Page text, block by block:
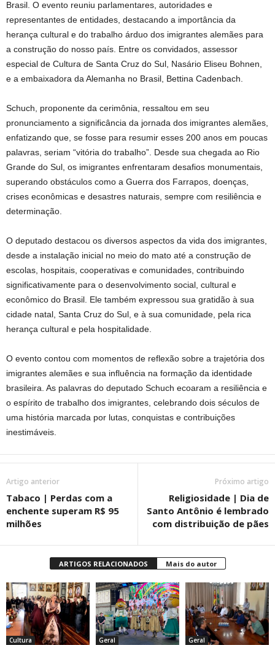
Brasil. O evento reuniu parlamentares, autoridades e
representantes de entidades, destacando a importância da
herança cultural e do trabalho árduo dos imigrantes alemães para
a construção do nosso país. Entre os convidados, assessor
especial de Cultura de Santa Cruz do Sul, Nasário Eliseu Bohnen,
e a embaixadora da Alemanha no Brasil, Bettina Cadenbach.
Schuch, proponente da cerimônia, ressaltou em seu
pronunciamento a significância da jornada dos imigrantes alemães,
enfatizando que, se fosse para resumir esses 200 anos em poucas
palavras, seriam “vitória do trabalho”. Desde sua chegada ao Rio
Grande do Sul, os imigrantes enfrentaram desafios monumentais,
superando obstáculos como a Guerra dos Farrapos, doenças,
crises econômicas e desastres naturais, sempre com resiliência e
determinação.
O deputado destacou os diversos aspectos da vida dos imigrantes,
desde a instalação inicial no meio do mato até a construção de
escolas, hospitais, cooperativas e comunidades, contribuindo
significativamente para o desenvolvimento social, cultural e
econômico do Brasil. Ele também expressou sua gratidão à sua
cidade natal, Santa Cruz do Sul, e à sua comunidade, pela rica
herança cultural e pela hospitalidade.
O evento contou com momentos de reflexão sobre a trajetória dos
imigrantes alemães e sua influência na formação da identidade
brasileira. As palavras do deputado Schuch ecoaram a resiliência e
o espírito de trabalho dos imigrantes, celebrando dois séculos de
uma história marcada por lutas, conquistas e contribuições
inestimáveis.
Artigo anterior
Tabaco | Perdas com a
enchente superam R$ 95
milhões
Próximo artigo
Religiosidade | Dia de
Santo Antônio é lembrado
com distribuição de pães
ARTIGOS RELACIONADOS Mais do autor
Cultura Geral Geral